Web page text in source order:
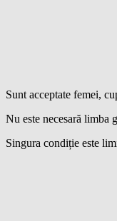
Sunt acceptate femei,
Nu este necesară limba
Singura condiție este